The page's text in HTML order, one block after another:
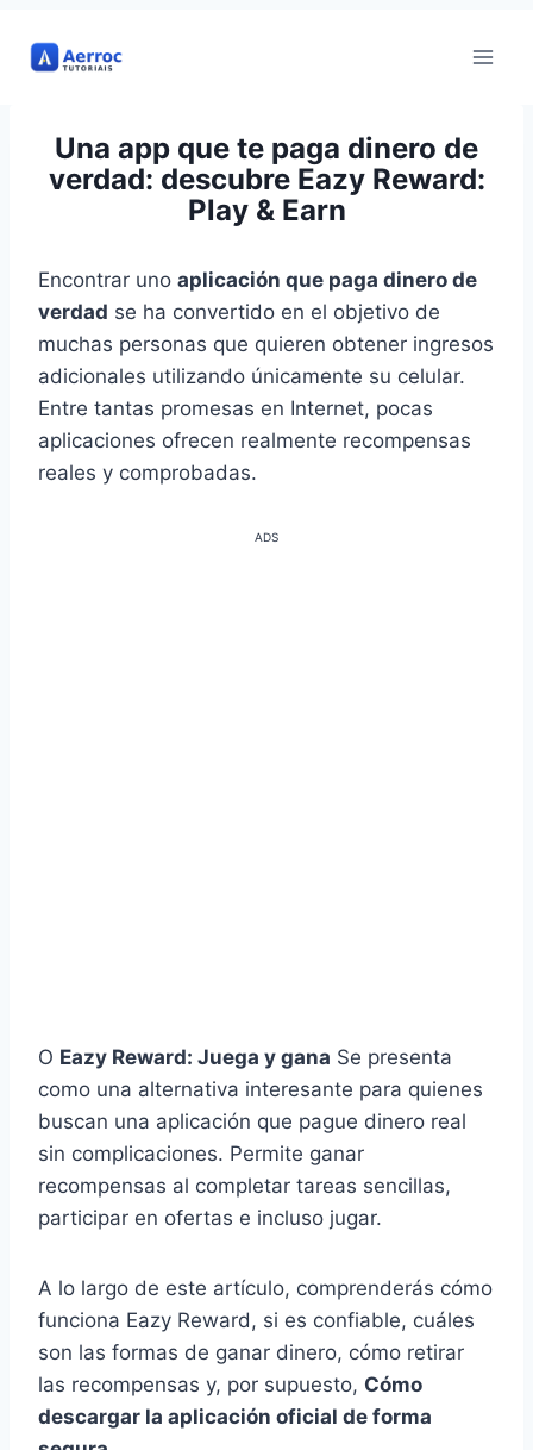
Una app que te paga dinero de
verdad: descubre Eazy Reward:
Play & Earn
Encontrar uno aplicación que paga dinero de
verdad se ha convertido en el objetivo de
muchas personas que quieren obtener ingresos
adicionales utilizando únicamente su celular.
Entre tantas promesas en Internet, pocas
aplicaciones ofrecen realmente recompensas
reales y comprobadas.
ADS
O Eazy Reward: Juega y gana Se presenta
como una alternativa interesante para quienes
buscan una aplicación que pague dinero real
sin complicaciones. Permite ganar
recompensas al completar tareas sencillas,
participar en ofertas e incluso jugar.
A lo largo de este artículo, comprenderás cómo
funciona Eazy Reward, si es confiable, cuáles
son las formas de ganar dinero, cómo retirar
las recompensas y, por supuesto, Cómo
descargar la aplicación oficial de forma